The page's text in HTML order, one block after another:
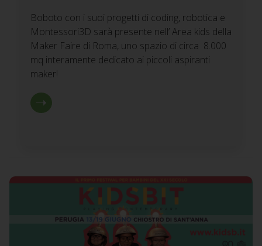
Boboto con i suoi progetti di coding, robotica e
Montessori3D sarà presente nell’ Area kids della
Maker Faire di Roma, uno spazio di circa 8.000
mq interamente dedicato ai piccoli aspiranti
maker!